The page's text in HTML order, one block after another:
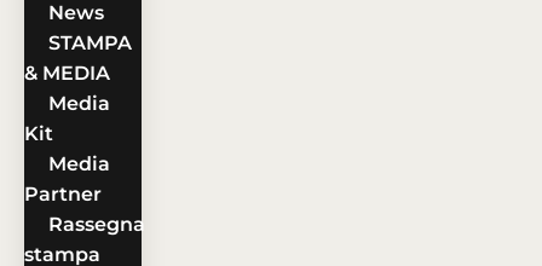
News
STAMPA
& MEDIA
Media
Kit
Media
Partner
Rassegna
stampa